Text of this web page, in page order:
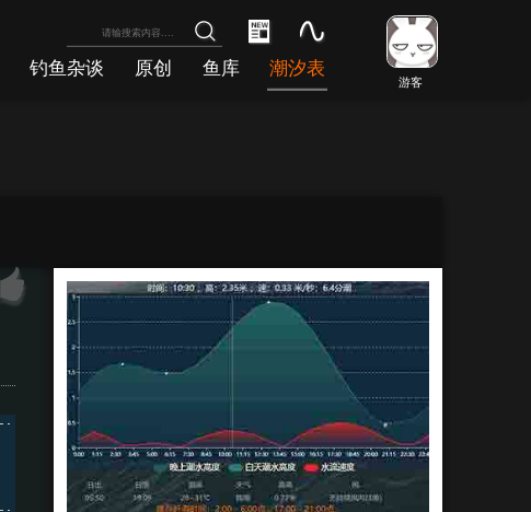
游客
钓鱼杂谈 原创 鱼库 潮汐表